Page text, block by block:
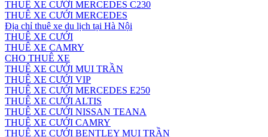
THUÊ XE CƯỚI MERCEDES C230
THUÊ XE CƯỚI MERCEDES
Địa chỉ thuê xe du lịch tại Hà Nội
THUÊ XE CƯỚI
THUÊ XE CAMRY
CHO THUÊ XE
THUÊ XE CƯỚI MUI TRẦN
THUÊ XE CƯỚI VIP
THUÊ XE CƯỚI MERCEDES E250
THUÊ XE CƯỚI ALTIS
THUÊ XE CƯỚI NISSAN TEANA
THUÊ XE CƯỚI CAMRY
THUÊ XE CƯỚI BENTLEY MUI TRẦN